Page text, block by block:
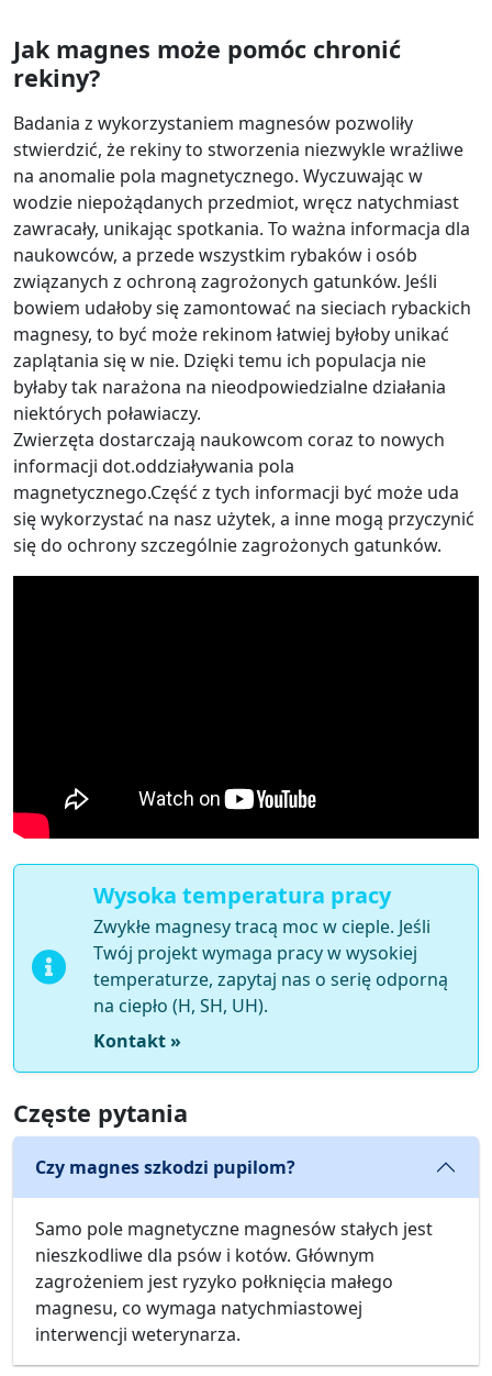
Jak magnes może pomóc chronić
rekiny?
Badania z wykorzystaniem magnesów pozwoliły
stwierdzić, że rekiny to stworzenia niezwykle wrażliwe
na anomalie pola magnetycznego. Wyczuwając w
wodzie niepożądanych przedmiot, wręcz natychmiast
zawracały, unikając spotkania. To ważna informacja dla
naukowców, a przede wszystkim rybaków i osób
związanych z ochroną zagrożonych gatunków. Jeśli
bowiem udałoby się zamontować na sieciach rybackich
magnesy, to być może rekinom łatwiej byłoby unikać
zaplątania się w nie. Dzięki temu ich populacja nie
byłaby tak narażona na nieodpowiedzialne działania
niektórych poławiaczy.
Zwierzęta dostarczają naukowcom coraz to nowych
informacji dot.oddziaływania pola
magnetycznego.Część z tych informacji być może uda
się wykorzystać na nasz użytek, a inne mogą przyczynić
się do ochrony szczególnie zagrożonych gatunków.
Wysoka temperatura pracy
Zwykłe magnesy tracą moc w cieple. Jeśli
Twój projekt wymaga pracy w wysokiej
temperaturze, zapytaj nas o serię odporną
na ciepło (H, SH, UH).
Kontakt »
Częste pytania
Czy magnes szkodzi pupilom?
Samo pole magnetyczne magnesów stałych jest
nieszkodliwe dla psów i kotów. Głównym
zagrożeniem jest ryzyko połknięcia małego
magnesu, co wymaga natychmiastowej
interwencji weterynarza.